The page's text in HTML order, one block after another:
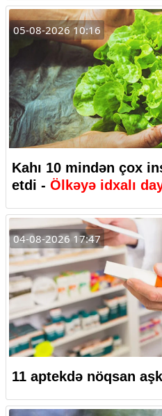
05-08-2026 10:16
Kahı 10 mindən çox
etdi - Ölkəyə idxalı
04-08-2026 17:47
11 aptekdə nöqsan